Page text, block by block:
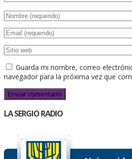
Guarda mi nombre, correo
navegador para la próxima vez que
LA SERGIO RADIO